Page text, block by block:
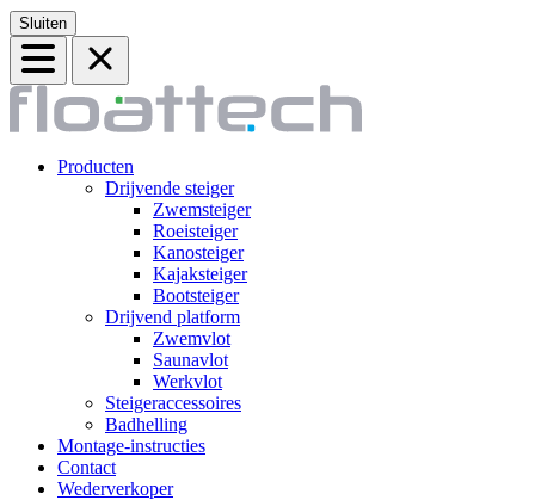
Sluiten
Producten
Drijvende steiger
Zwemsteiger
Roeisteiger
Kanosteiger
Kajaksteiger
Bootsteiger
Drijvend platform
Zwemvlot
Saunavlot
Werkvlot
Steigeraccessoires
Badhelling
Montage-instructies
Contact
Wederverkoper